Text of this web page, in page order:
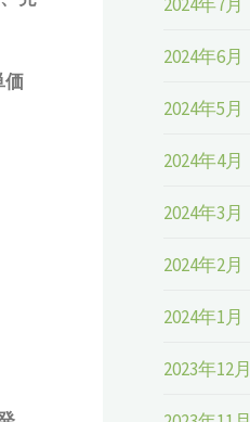
価
2024年6月
2024年5月
2024年4月
2024年3月
2024年2月
2024年1月
2023年12月